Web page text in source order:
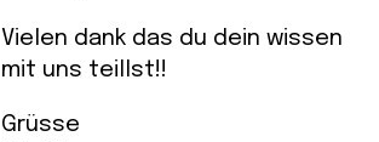
Vielen dank das du dein wissen
mit uns teillst!!
Grüsse